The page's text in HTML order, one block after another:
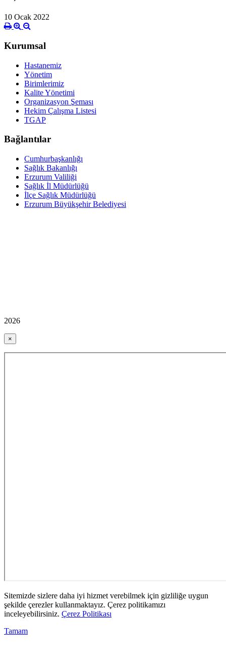
10 Ocak 2022
Kurumsal
Hastanemiz
Yönetim
Birimlerimiz
Kalite Yönetimi
Organizasyon Şeması
Hekim Çalışma Listesi
TGAP
Bağlantılar
Cumhurbaşkanlığı
Sağlık Bakanlığı
Erzurum Valiliği
Sağlık İl Müdürlüğü
İlçe Sağlık Müdürlüğü
Erzurum Büyükşehir Belediyesi
2026
×
Sitemizde sizlere daha iyi hizmet verebilmek için gizliliğe uygun
şekilde çerezler kullanmaktayız. Çerez politikamızı
inceleyebilirsiniz. Çerez Politikası
Tamam